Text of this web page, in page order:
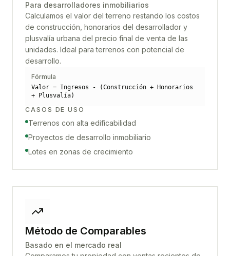
Para desarrolladores inmobiliarios
Calculamos el valor del terreno restando los costos
de construcción, honorarios del desarrollador y
plusvalía urbana del precio final de venta de las
unidades. Ideal para terrenos con potencial de
desarrollo.
Fórmula
Valor = Ingresos - (Construcción + Honorarios
+ Plusvalía)
CASOS DE USO
Terrenos con alta edificabilidad
Proyectos de desarrollo inmobiliario
Lotes en zonas de crecimiento
Método de Comparables
Basado en el mercado real